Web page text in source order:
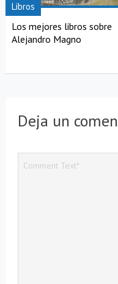
Libros
Los mejores libros sobre
Alejandro Magno
Deja un